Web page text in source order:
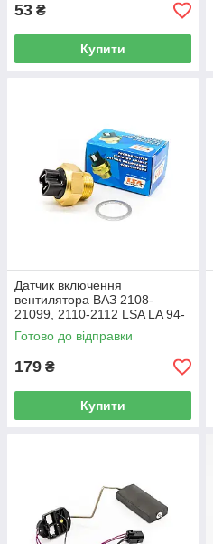
53 ₴
Купити
Датчик включення
вентилятора ВАЗ 2108-
21099, 2110-2112 LSA LA 94-
99TS
Готово до відправки
179 ₴
Купити